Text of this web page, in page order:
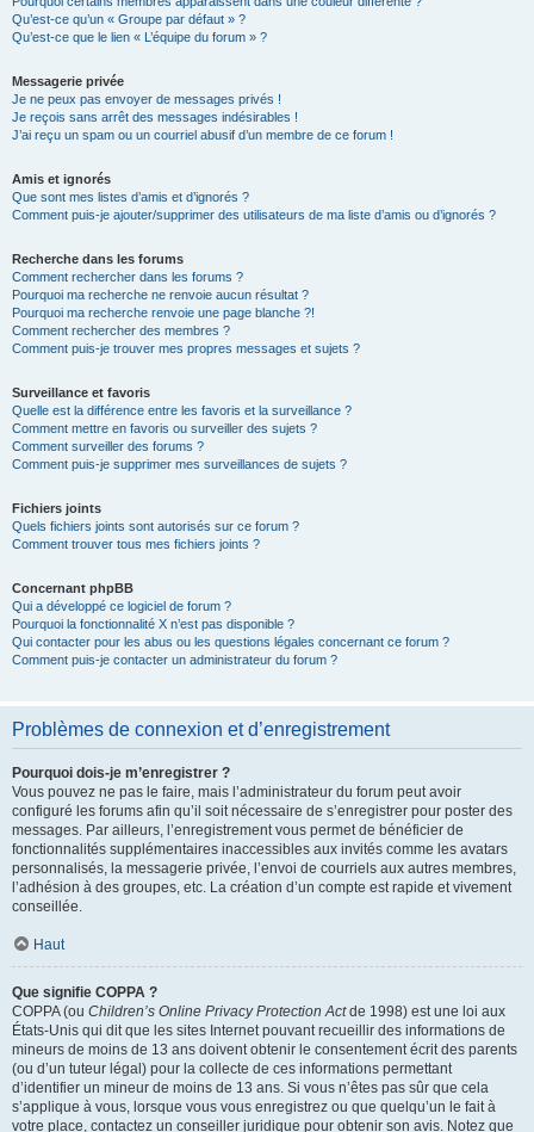
Qu’est-ce qu’un « Groupe par défaut » ?
Qu’est-ce que le lien « L’équipe du forum » ?
Messagerie privée
Je ne peux pas envoyer de messages privés !
Je reçois sans arrêt des messages indésirables !
J’ai reçu un spam ou un courriel abusif d’un membre de ce forum !
Amis et ignorés
Que sont mes listes d’amis et d’ignorés ?
Comment puis-je ajouter/supprimer des utilisateurs de ma liste d’amis ou d’ignorés ?
Recherche dans les forums
Comment rechercher dans les forums ?
Pourquoi ma recherche ne renvoie aucun résultat ?
Pourquoi ma recherche renvoie une page blanche ?!
Comment rechercher des membres ?
Comment puis-je trouver mes propres messages et sujets ?
Surveillance et favoris
Quelle est la différence entre les favoris et la surveillance ?
Comment mettre en favoris ou surveiller des sujets ?
Comment surveiller des forums ?
Comment puis-je supprimer mes surveillances de sujets ?
Fichiers joints
Quels fichiers joints sont autorisés sur ce forum ?
Comment trouver tous mes fichiers joints ?
Concernant phpBB
Qui a développé ce logiciel de forum ?
Pourquoi la fonctionnalité X n’est pas disponible ?
Qui contacter pour les abus ou les questions légales concernant ce forum ?
Comment puis-je contacter un administrateur du forum ?
Problèmes de connexion et d’enregistrement
Pourquoi dois-je m’enregistrer ?
Vous pouvez ne pas le faire, mais l’administrateur du forum peut avoir
configuré les forums afin qu’il soit nécessaire de s’enregistrer pour poster des
messages. Par ailleurs, l’enregistrement vous permet de bénéficier de
fonctionnalités supplémentaires inaccessibles aux invités comme les avatars
personnalisés, la messagerie privée, l’envoi de courriels aux autres membres,
l’adhésion à des groupes, etc. La création d’un compte est rapide et vivement
conseillée.
Haut
Que signifie COPPA ?
COPPA (ou Children’s Online Privacy Protection Actde 1998) est une loi aux
États-Unis qui dit que les sites Internet pouvant recueillir des informations de
mineurs de moins de 13 ans doivent obtenir le consentement écrit des parents
(ou d’un tuteur légal) pour la collecte de ces informations permettant
d’identifier un mineur de moins de 13 ans. Si vous n’êtes pas sûr que cela
s’applique à vous, lorsque vous vous enregistrez ou que quelqu’un le fait à
votre place, contactez un conseiller juridique pour obtenir son avis. Notez que